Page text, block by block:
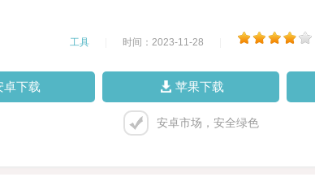
工具 时间：2023-11-28
卓下载 苹果下载
安卓市场，安全绿色